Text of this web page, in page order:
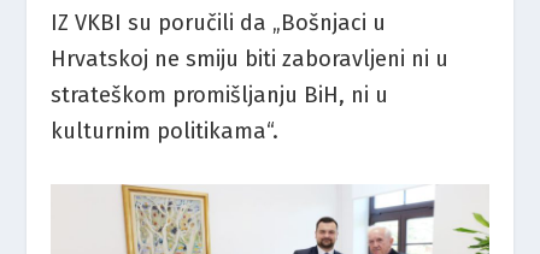
IZ VKBI su poručili da „Bošnjaci u
Hrvatskoj ne smiju biti zaboravljeni ni u
strateškom promišljanju BiH, ni u
kulturnim politikama“.